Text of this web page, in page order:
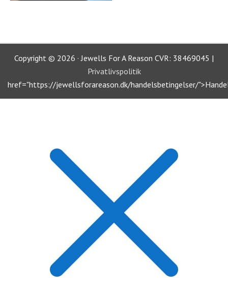
Copyright © 2026 · Jewells For A Reason CVR: 38469045 |
Privatlivspolitik
href="https://jewellsforareason.dk/handelsbetingelser/